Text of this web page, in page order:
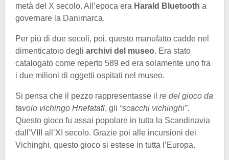
metà del X secolo. All’epoca era Harald Bluetooth a
governare la Danimarca.
Per più di due secoli, poi, questo manufatto cadde nel
dimenticatoio degli archivi del museo. Era stato
catalogato come reperto 589 ed era solamente uno fra
i due milioni di oggetti ospitati nel museo.
Si pensa che il pezzo rappresentasse il re del gioco da
tavolo vichingo Hnefatafl, gli “scacchi vichinghi”.
Questo gioco fu assai popolare in tutta la Scandinavia
dall’VIII all’XI secolo. Grazie poi alle incursioni dei
Vichinghi, questo gioco si estese in tutta l’Europa.